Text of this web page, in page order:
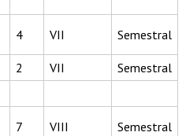
4 VII Semestral
2 VII Semestral
7 VIII Semestral